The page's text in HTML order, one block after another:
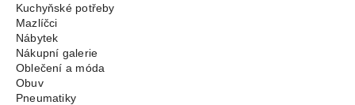
Kuchyňské potřeby
Mazlíčci
Nábytek
Nákupní galerie
Oblečení a móda
Obuv
Pneumatiky